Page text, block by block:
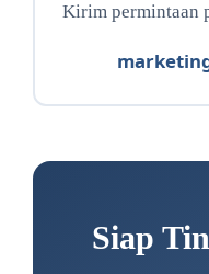
Kirim permintaan
Siap